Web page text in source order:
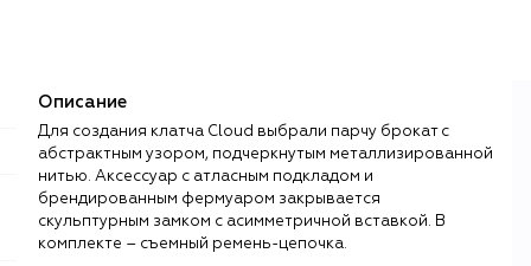
Описание
Для создания клатча Cloud выбрали парчу брокат с
абстрактным узором, подчеркнутым металлизированной
нитью. Аксессуар с атласным подкладом и
брендированным фермуаром закрывается
скульптурным замком с асимметричной вставкой. В
комплекте – съемный ремень-цепочка.